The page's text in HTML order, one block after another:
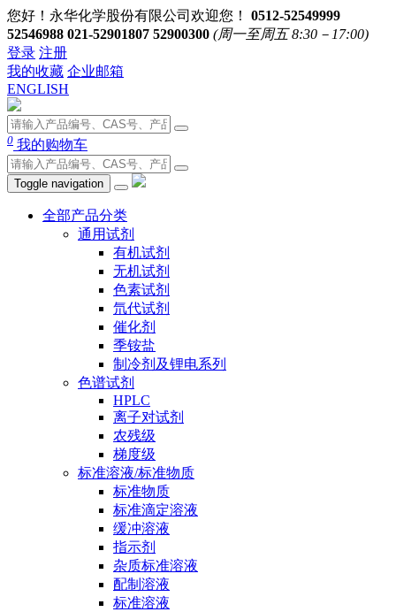
您好！永华化学股份有限公司欢迎您！ 0512-52549999
52546988 021-52901807 52900300 (周一至周五 8:30－17:00)
登录 注册
我的收藏 企业邮箱
ENGLISH
0 我的购物车
Toggle navigation
全部产品分类
通用试剂
有机试剂
无机试剂
色素试剂
氘代试剂
催化剂
季铵盐
制冷剂及锂电系列
色谱试剂
HPLC
离子对试剂
农残级
梯度级
标准溶液/标准物质
标准物质
标准滴定溶液
缓冲溶液
指示剂
杂质标准溶液
配制溶液
标准溶液